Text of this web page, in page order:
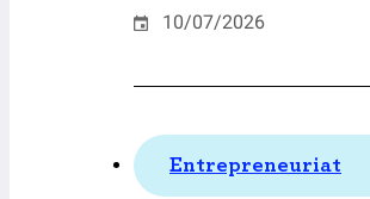
10/07/2026
Entrepreneuriat